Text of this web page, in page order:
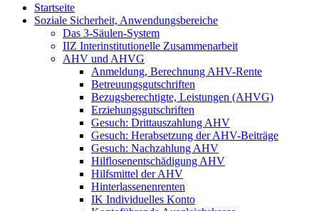
Startseite
Soziale Sicherheit, Anwendungsbereiche
Das 3-Säulen-System
IIZ Interinstitutionelle Zusammenarbeit
AHV und AHVG
Anmeldung, Berechnung AHV-Rente
Betreuungsgutschriften
Bezugsberechtigte, Leistungen (AHVG)
Erziehungsgutschriften
Gesuch: Drittauszahlung AHV
Gesuch: Herabsetzung der AHV-Beiträge
Gesuch: Nachzahlung AHV
Hilflosenentschädigung AHV
Hilfsmittel der AHV
Hinterlassenenrenten
IK Individuelles Konto